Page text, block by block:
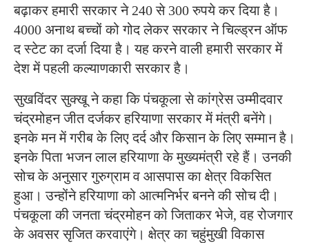
बढ़ाकर हमारी सरकार ने 240 से 300 रुपये कर दिया है।
4000 अनाथ बच्चों को गोद लेकर सरकार ने चिल्ड्रन ऑफ
द स्टेट का दर्जा दिया है। यह करने वाली हमारी सरकार में
देश में पहली कल्याणकारी सरकार है।
सुखविंदर सुक्खू ने कहा कि पंचकूला से कांग्रेस उम्मीदवार
चंद्रमोहन जीत दर्जकर हरियाणा सरकार में मंत्री बनेंगे।
इनके मन में गरीब के लिए दर्द और किसान के लिए सम्मान है।
इनके पिता भजन लाल हरियाणा के मुख्यमंत्री रहे हैं। उनकी
सोच के अनुसार गुरुग्राम व आसपास का क्षेत्र विकसित
हुआ। उन्होंने हरियाणा को आत्मनिर्भर बनने की सोच दी।
पंचकूला की जनता चंद्रमोहन को जिताकर भेजे, वह रोजगार
के अवसर सृजित करवाएंगे। क्षेत्र का चहुंमुखी विकास